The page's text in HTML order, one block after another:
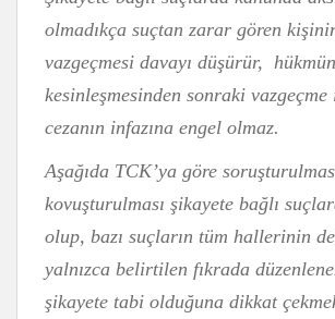
olmadıkça suçtan zarar gören
vazgeçmesi davayı düşürür, hükmün
kesinleşmesinden sonraki
cezanın infazına engel olmaz.
Aşağıda TCK’ya göre
kovuşturulması şikayete bağlı
olup, bazı suçların tüm hallerinin
yalnızca belirtilen fıkrada
şikayete tabi olduğuna dikkat